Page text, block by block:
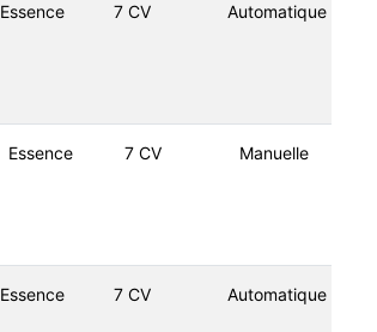
Essence 7 CV Automatique
Essence 7 CV Manuelle
Essence 7 CV Automatique